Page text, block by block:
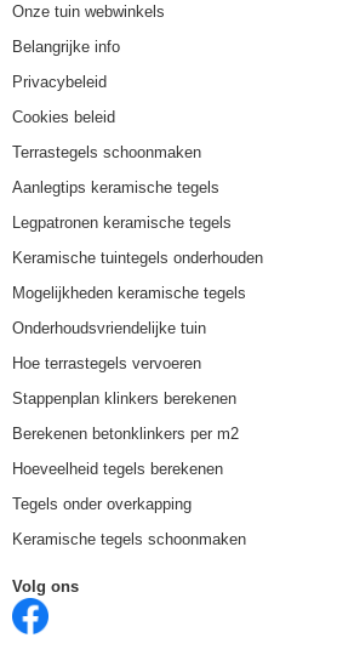
Onze tuin webwinkels
Belangrijke info
Privacybeleid
Cookies beleid
Terrastegels schoonmaken
Aanlegtips keramische tegels
Legpatronen keramische tegels
Keramische tuintegels onderhouden
Mogelijkheden keramische tegels
Onderhoudsvriendelijke tuin
Hoe terrastegels vervoeren
Stappenplan klinkers berekenen
Berekenen betonklinkers per m2
Hoeveelheid tegels berekenen
Tegels onder overkapping
Keramische tegels schoonmaken
Volg ons